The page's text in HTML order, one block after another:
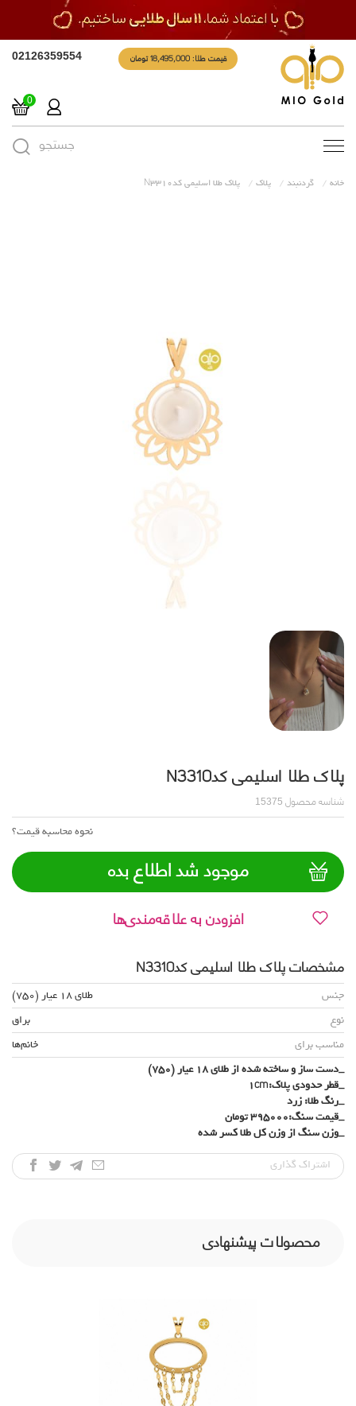
قیمت طلا: 18,495,000 تومان 02126359554
0
Toggle جستجو
خانه گردنبند پلاک پلاک طلا اسلیمی کدN3310
پلاک طلا اسلیمی کدN3310
شناسه محصول
نحوه محاسبه قیمت؟
موجود شد اطلاع بده
افزودن به علاقه‌مندی‌ها
مشخصات پلاک طلا اسلیمی کدN3310
جنس
طلای 18 عیار (750)
نوع
براق
مناسب برای
خانم‌ها
_دست ساز و ساخته شده از طلای 18 عیار (750)
_قطر حدودی پلاک:1cm
_رنگ طلا: زرد
_قیمت سنگ:395000 تومان
_وزن سنگ از وزن کل طلا کسر شده
اشتراک‌ گذاری
محصولات پیشنهادی